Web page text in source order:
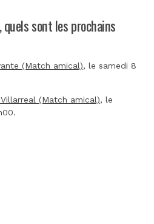
sont les prochains
(Match amical), le samedi 8
(Match amical), le